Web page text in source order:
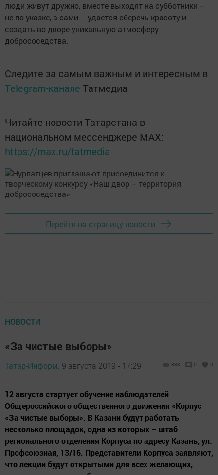
люди живут дружно, вместе выходят на субботники –
не по указке, а сами – удается сберечь красоту и
создать во дворе уникальную атмосферу
добрососедства.
Следите за самым важным и интересным в
Telegram-канале Татмедиа
Читайте новости Татарстана в
национальном мессенджере MАХ:
https://max.ru/tatmedia
Перейти на страницу новости
НОВОСТИ
«За чистые выборы»
Татар-Информ, 9 августа 2019 - 17:29 883 0 0
12 августа стартует обучение наблюдателей
Общероссийского общественного движения «Корпус
«За чистые выборы». В Казани будут работать
несколько площадок, одна из которых – штаб
регионального отделения Корпуса по адресу Казань, ул.
Профсоюзная, 13/16. Представители Корпуса заявляют,
что лекции будут открытыми для всех желающих,